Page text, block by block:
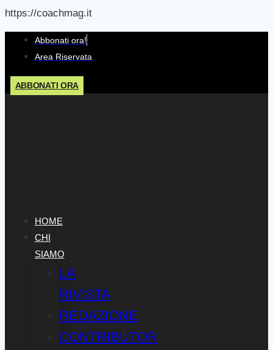
https://coachmag.it
Salta
contenuto
Abbonati ora!
Area Riservata
ABBONATI ORA
HOME
CHI
SIAMO
LA
RIVISTA
REDAZIONE
CONTRIBUTOR